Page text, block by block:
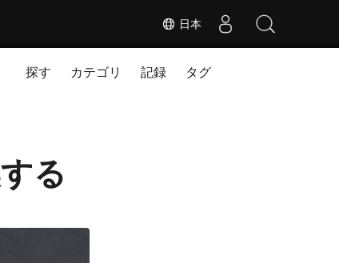
日本
探す カテゴリ 記録 タグ
る